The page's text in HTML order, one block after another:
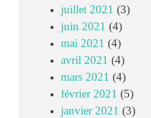
juillet 2021 (3)
juin 2021 (4)
mai 2021 (4)
avril 2021 (4)
mars 2021 (4)
février 2021 (5)
janvier 2021 (3)